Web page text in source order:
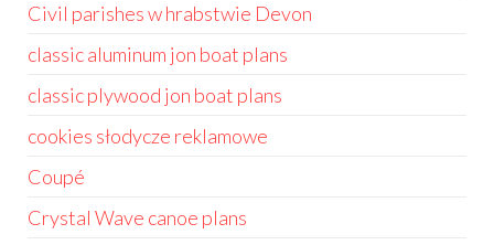
Civil parishes w hrabstwie Devon
classic aluminum jon boat plans
classic plywood jon boat plans
cookies słodycze reklamowe
Coupé
Crystal Wave canoe plans